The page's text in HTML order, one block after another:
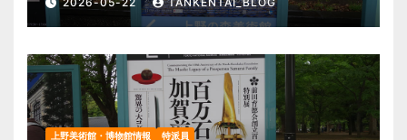
報他
上野美術館・博物館情報 特派員